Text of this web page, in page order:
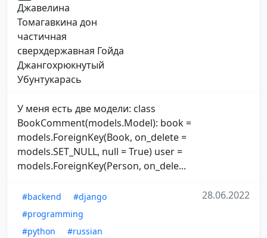
Джавелина
Томагавкина дон
частичная
сверхдержавная Гойда
Джангохрюкнутый
Убунтукарась
У меня есть две модели: class
BookComment(models.Model): book =
models.ForeignKey(Book, on_delete =
models.SET_NULL, null = True) user =
models.ForeignKey(Person, on_dele...
#backend
#django
#programming
#python
#russian
28.06.2022